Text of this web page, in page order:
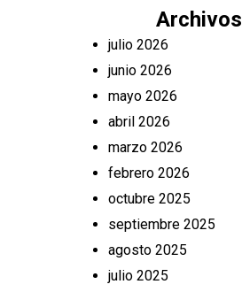
Archivos
julio 2026
junio 2026
mayo 2026
abril 2026
marzo 2026
febrero 2026
octubre 2025
septiembre 2025
agosto 2025
julio 2025